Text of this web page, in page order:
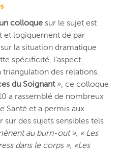
un colloque sur le sujet est
et logiquement de par
la situation dramatique
spécificité, l’aspect
des relations.
du Soignant», ce colloque
a rassemblé de nombreux
Santé et a permis aux
sur des sujets sensibles tels
au burn-out », « Les
dans le corps », «Les